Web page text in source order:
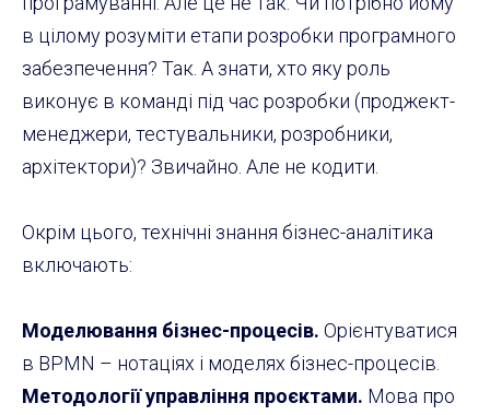
в цілому розуміти етапи розробки програмного
забезпечення? Так. А знати, хто яку роль
виконує в команді під час розробки (проджект-
менеджери, тестувальники, розробники,
архітектори)? Звичайно. Але не кодити.
Окрім цього, технічні знання бізнес-аналітика
включають:
Моделювання бізнес-процесів. Орієнтуватися
в BPMN – нотаціях і моделях бізнес-процесів.
Методології управління проєктами. Мова про